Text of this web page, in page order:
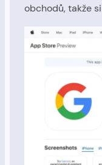
obchodů, takže